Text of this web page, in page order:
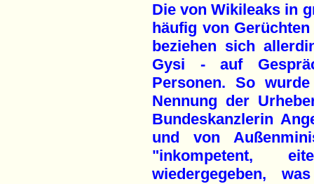
Die von Wikileaks in
häufig von
beziehen sich
Gysi - auf
Personen. So
Nennung der
Bundeskanzlerin
und von
"inkompetent,
wiedergegeben,